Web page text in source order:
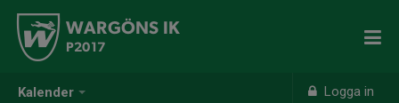
Kalender Logga in
WARGÖNS IK
P2017